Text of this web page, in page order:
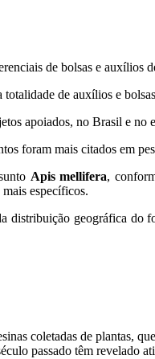
de bolsas e auxílios
de auxílios e
apoiados, no Brasil e no
foram mais citados em
Apis mellifera,
específicos.
distribuição geográfica
coletadas de plantas,
passado têm